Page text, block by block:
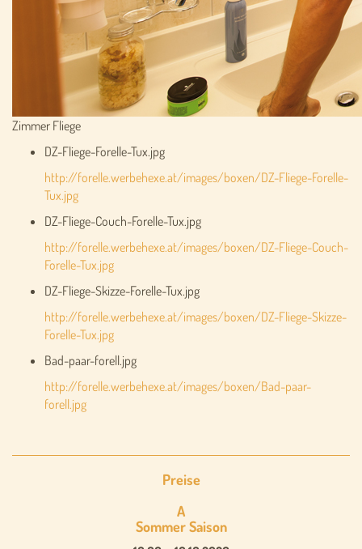
Zimmer Fliege
DZ-Fliege-Forelle-Tux.jpg
http://forelle.werbehexe.at/images/boxen/DZ-Fliege-Forelle-
Tux.jpg
DZ-Fliege-Couch-Forelle-Tux.jpg
http://forelle.werbehexe.at/images/boxen/DZ-Fliege-Couch-
Forelle-Tux.jpg
DZ-Fliege-Skizze-Forelle-Tux.jpg
http://forelle.werbehexe.at/images/boxen/DZ-Fliege-Skizze-
Forelle-Tux.jpg
Bad-paar-forell.jpg
http://forelle.werbehexe.at/images/boxen/Bad-paar-
forell.jpg
Preise
A
Sommer Saison